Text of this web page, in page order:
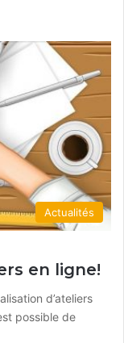
Actualités
en ligne!
d’ateliers
possible de